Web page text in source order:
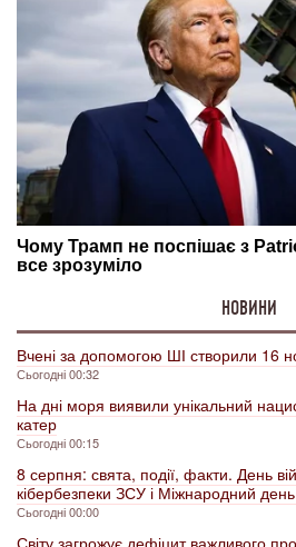
НОВИНИ
Вчені за допомогою ШІ створили 16
Сьогодні 00:32
На дні моря виявили унікальний
катер
Сьогодні 00:15
8 серпня: свята, події, факти. День
кібербезпеки ЗСУ і Міжнародний
Сьогодні 00:00